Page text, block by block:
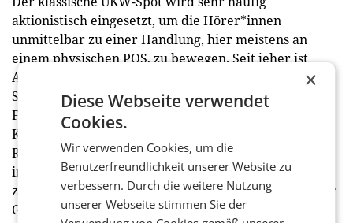
aktionistisch eingesetzt, um die Hörer*innen
unmittelbar zu einer Handlung, hier meistens an
einem physischen POS, zu bewegen. Seit jeher ist
Audiowerbung eher eine Lower-Funnel-Maßnahme.
Spannend ist, dass unterschiedliche Online-Audio-
Formate wie ein Patchwork in den gesamten
Kaufentscheidungsfunnel passen. Vor allem das Host-
Read-Format der Podcasts eignet sich sehr gut als
image- und awarenessbildende Maßnahme. Ähnlich
zu Influencermarketing baut es die Marke mittels der
Glaubwürdigkeit des Podcast-Hosts auf. Mit dem
×
Diese Webseite verwendet
Cookies.
Wir verwenden Cookies, um die
Benutzerfreundlichkeit unserer Website zu
verbessern. Durch die weitere Nutzung
unserer Webseite stimmen Sie der